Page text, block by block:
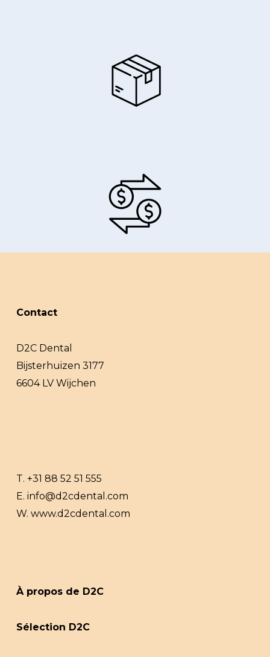
Contact
D2C Dental
Bijsterhuizen 3177
6604 LV Wijchen
T. +31 88 52 51 555
E. info@d2cdental.com
W. www.d2cdental.com
À propos de D2C
Sélection D2C